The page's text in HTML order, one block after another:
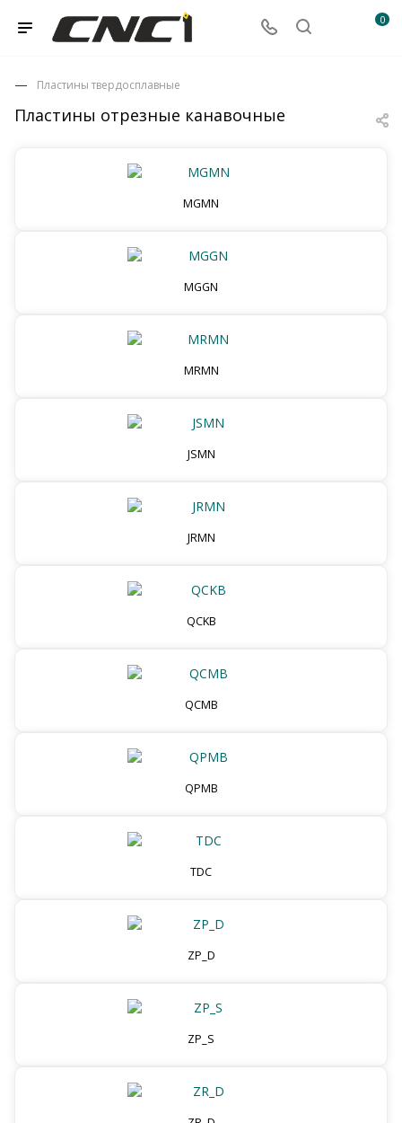
0
Пластины отрезные канавочные
Пластины твердосплавные
MGMN
MGGN
MRMN
JSMN
JRMN
QCKB
QCMB
QPMB
TDC
ZP_D
ZP_S